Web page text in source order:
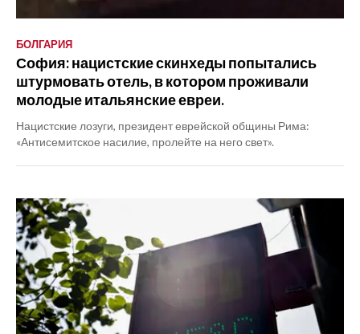
БОЛГАРИЯ
София: нацистские скинхеды попытались
штурмовать отель, в котором проживали
молодые итальянские евреи.
Нацистские лозуги, президент еврейской общины Рима:
«Антисемитское насилие, пролейте на него свет».